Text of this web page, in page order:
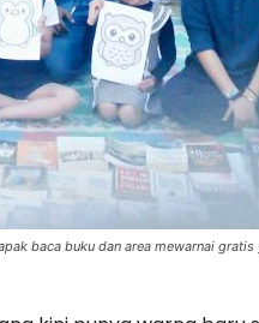
baca buku dan area mewarnai